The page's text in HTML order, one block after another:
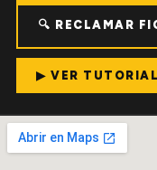
🔍 RECLAMAR
▶ VER